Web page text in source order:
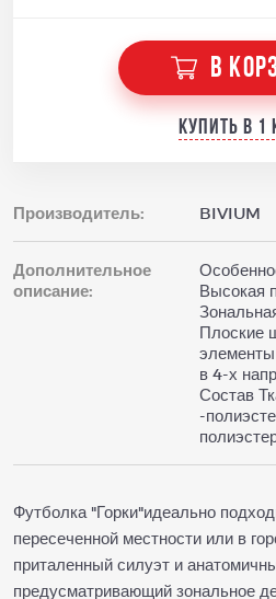
В
Купить в 1
Производитель: BIVIUM
Дополнительное
описание:
Высокая
Плоские
элементы
в 4-х
Состав
-
Футболка "Горки"идеально
пересеченной местности или в
приталенный силуэт и
предусматривающий зональное